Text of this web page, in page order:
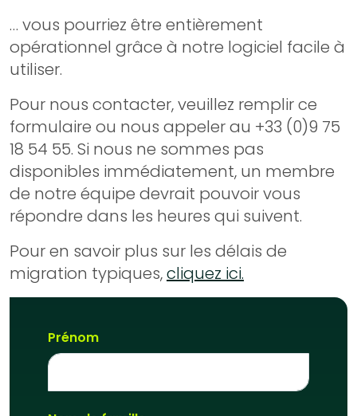
… vous pourriez être entièrement
opérationnel grâce à notre logiciel facile à
utiliser.
Pour nous contacter, veuillez remplir ce
formulaire ou nous appeler au +33 (0)9 75
18 54 55. Si nous ne sommes pas
disponibles immédiatement, un membre
de notre équipe devrait pouvoir vous
répondre dans les heures qui suivent.
Pour en savoir plus sur les délais de
migration typiques,cliquez ici.
Prénom